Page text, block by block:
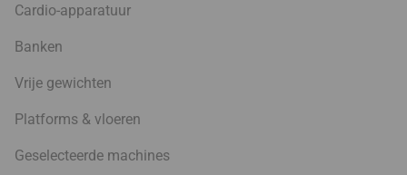
Cardio-apparatuur
Banken
Vrije gewichten
Platforms & vloeren
Geselecteerde machines